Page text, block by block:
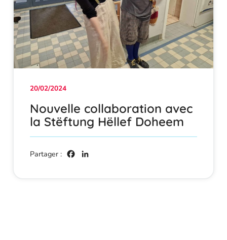
Nouvelle collaboration avec
la Stëftung Hëllef Doheem
20/02/2024